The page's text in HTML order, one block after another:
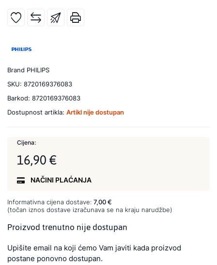
Brand PHILIPS
SKU: 8720169376083
Barkod: 8720169376083
Dostupnost artikla: Artikl nije dostupan
Cijena:
16,90 €
NAČINI PLAĆANJA
Informativna cijena dostave: 7,00 €
(točan iznos dostave izračunava se na kraju narudžbe)
Proizvod trenutno nije dostupan
Upišite email na koji ćemo Vam javiti kada proizvod
postane ponovno dostupan.